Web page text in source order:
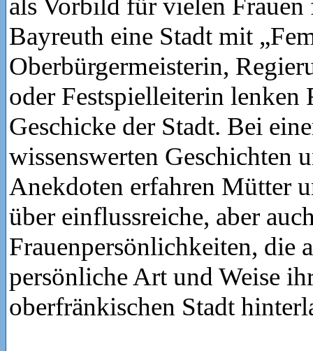
Bayreuth eine Stadt mit
Oberbürgermeisterin,
oder Festspielleiterin lenken
Geschicke der Stadt. Bei
wissenswerten Geschichten
Anekdoten erfahren Mütter
über einflussreiche, aber
Frauenpersönlichkeiten, die
persönliche Art und Weise
oberfränkischen Stadt